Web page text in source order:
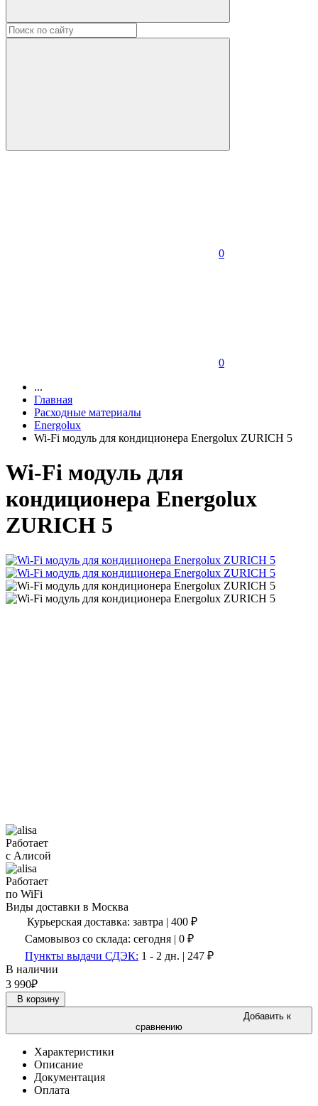
0
0
...
Главная
Расходные материалы
Energolux
Wi-Fi модуль для кондиционера Energolux ZURICH 5
Wi-Fi модуль для
кондиционера Energolux
ZURICH 5
Работает
с Алисой
Работает
по WiFi
Виды доставки в Москва
Курьерская доставка: завтра | 400 ₽
Самовывоз со склада: сегодня | 0 ₽
Пункты выдачи СДЭК: 1 - 2 дн. | 247 ₽
В наличии
3 990₽
В корзину
Добавить к
сравнению
Характеристики
Описание
Документация
Оплата